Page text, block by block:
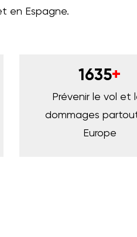
en Espagne.
1635+
Prévenir le vol et
dommages
Europe